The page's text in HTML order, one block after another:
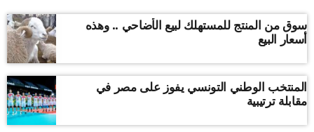
سوق من المنتج للمستهلك لبيع الأضاحي .. وهذه
أسعار البيع
المنتخب الوطني التونسي يفوز على مصر في
مقابلة ترتيبية